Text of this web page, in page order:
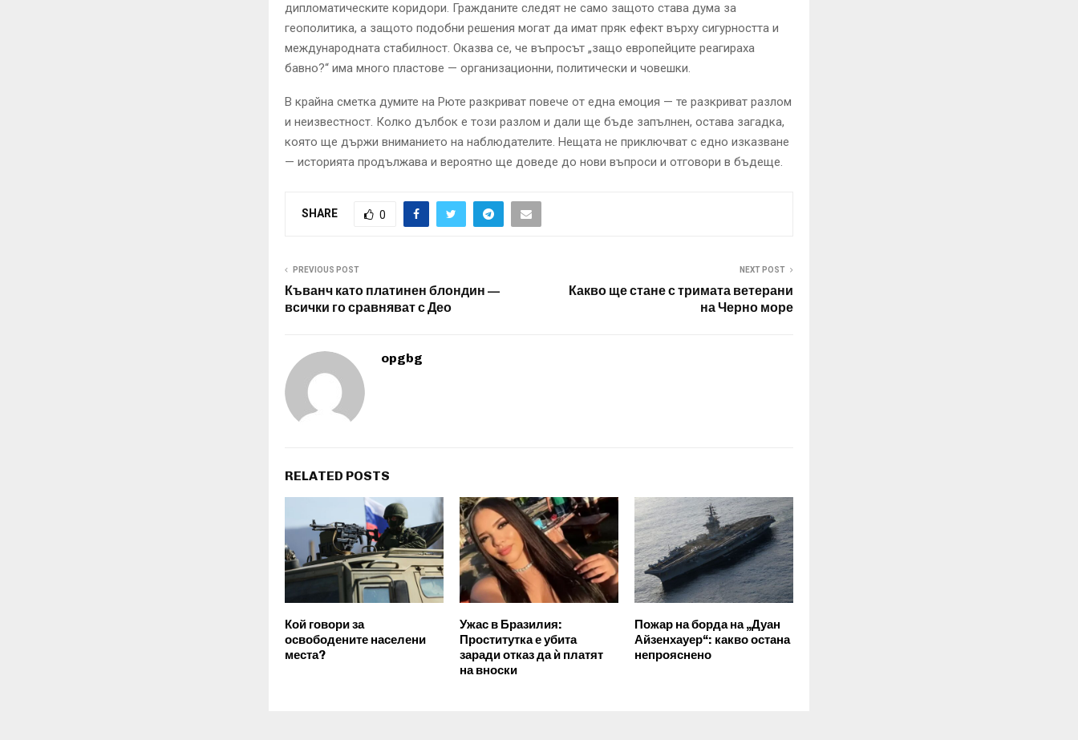
дипломатическите коридори. Гражданите следят не само защото става дума за
геополитика, а защото подобни решения могат да имат пряк ефект върху сигурността и
международната стабилност. Оказва се, че въпросът „защо европейците реагираха
бавно?“ има много пластове — организационни, политически и човешки.
В крайна сметка думите на Рюте разкриват повече от една емоция — те разкриват разлом
и неизвестност. Колко дълбок е този разлом и дали ще бъде запълнен, остава загадка,
която ще държи вниманието на наблюдателите. Нещата не приключват с едно изказване
— историята продължава и вероятно ще доведе до нови въпроси и отговори в бъдеще.
SHARE 0
PREVIOUS POST
Къванч като платинен блондин —
всички го сравняват с Део
NEXT POST
Какво ще стане с тримата ветерани
на Черно море
opgbg
RELATED POSTS
Кой говори за
освободените населени
места?
Ужас в Бразилия:
Проститутка е убита
заради отказ да ѝ платят
на вноски
Пожар на борда на „Дуан
Айзенхауер“: какво остана
непрояснено